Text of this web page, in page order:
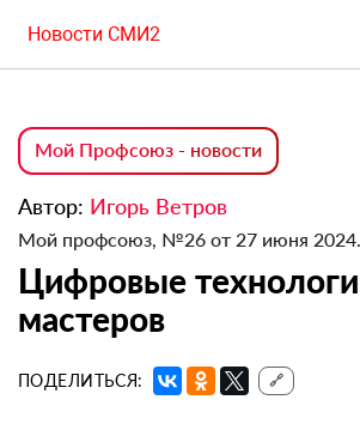
Новости СМИ2
Мой Профсоюз - новости
Автор: Игорь Ветров
Мой профсоюз, №26 от 27 июня 2024.
Цифровые
мастеров
ПОДЕЛИТЬСЯ: 🔗